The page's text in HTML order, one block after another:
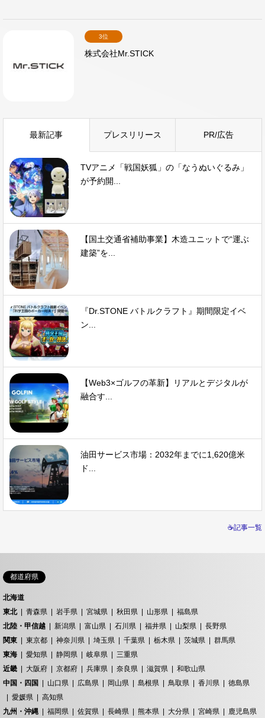
3位
株式会社Mr.STICK
最新記事 プレスリリース PR/広告
TVアニメ「戦国妖狐」の「なうぬいぐるみ」
が予約開...
【国土交通省補助事業】木造ユニットで“運ぶ
建築”を...
『Dr.STONE バトルクラフト』期間限定イベ
ン...
【Web3×ゴルフの革新】リアルとデジタルが
融合す...
油田サービス市場：2032年までに1,620億米
ド...
☕記事一覧
都道府県
北海道
東北
青森県 岩手県 宮城県 秋田県 山形県
福島県
北陸・甲信越
新潟県 富山県 石川県 福井県 山梨県
長野県
関東
東京都 神奈川県 埼玉県 千葉県 栃木県 茨城県
群馬県
東海
愛知県 静岡県 岐阜県
三重県
近畿
大阪府 京都府 兵庫県 奈良県 滋賀県
和歌山県
中国・四国
山口県 広島県 岡山県 島根県 鳥取県 香川県
徳島県
愛媛県
高知県
九州・沖縄
福岡県 佐賀県 長崎県 熊本県 大分県 宮崎県
鹿児島県